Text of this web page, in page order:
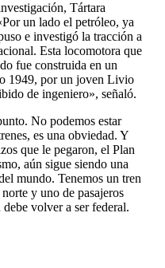
Tártara
un lado el petróleo, ya
e investigó la tracción a
Esta locomotora que
fue construida en un
1949, por un joven Livio
de ingeniero», señaló.
No podemos estar
es una obviedad. Y
que le pegaron, el Plan
aún sigue siendo una
mundo. Tenemos un tren
y uno de pasajeros
volver a ser federal.